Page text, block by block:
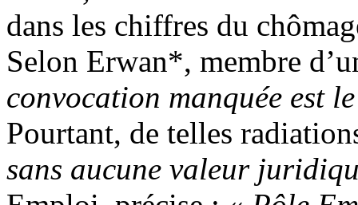
dans les chiffres du
Selon Erwan*, membre
convocation manquée est
Pourtant, de telles
sans aucune valeur